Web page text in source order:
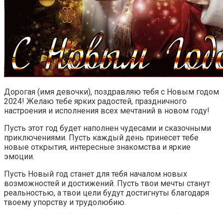
Дорогая (имя девочки), поздравляю тебя с Новым годом
2024! Желаю тебе ярких радостей, праздничного
настроения и исполнения всех мечтаний в новом году!
Пусть этот год будет наполнен чудесами и сказочными
приключениями. Пусть каждый день принесет тебе
новые открытия, интересные знакомства и яркие
эмоции.
Пусть Новый год станет для тебя началом новых
возможностей и достижений. Пусть твои мечты станут
реальностью, а твои цели будут достигнуты благодаря
твоему упорству и трудолюбию.